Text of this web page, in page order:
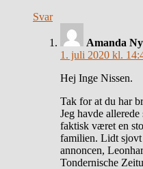
Svar
Amanda
1. juli 2020 kl.
Hej Inge Nissen.
Tak for at du har
Jeg havde
faktisk været en
familien. Lidt sjovt
annoncen,
Tondernische